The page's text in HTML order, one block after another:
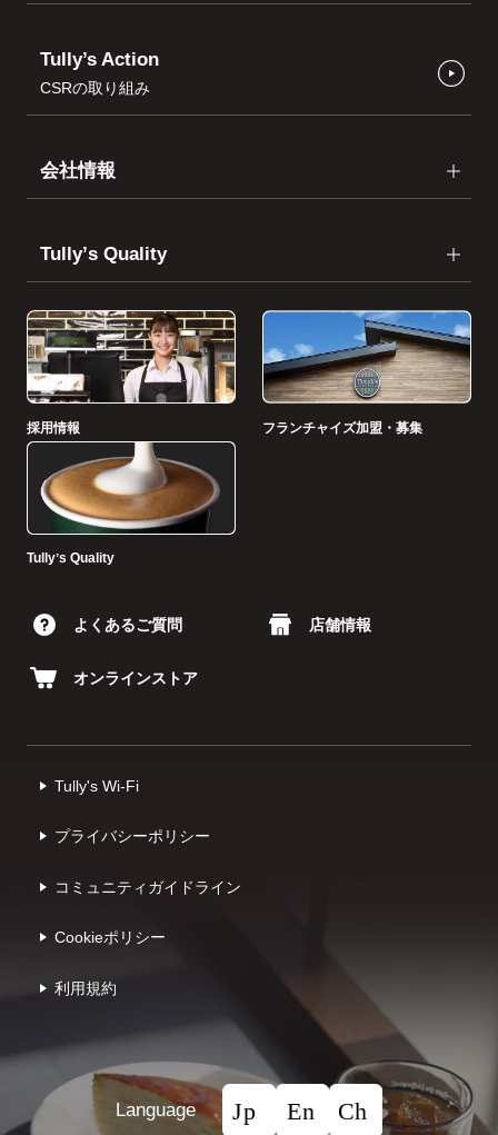
Tully’s Action
CSRの取り組み
会社情報
Tullyʼs Quality
採用情報 フランチャイズ加盟・募集
Tullyʼs Quality
よくあるご質問 店舗情報
オンラインストア
Tully's Wi-Fi
プライバシーポリシー
コミュニティガイドライン
Cookieポリシー
利⽤規約
Language